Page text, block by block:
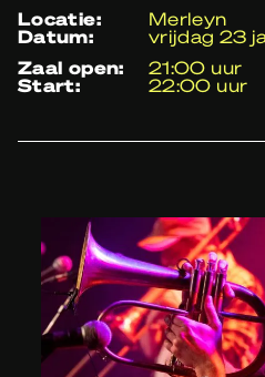
locatie: Merleyn
datum:
vrijdag 23
zaal open:
21:00 uur
start: 22:00 uur